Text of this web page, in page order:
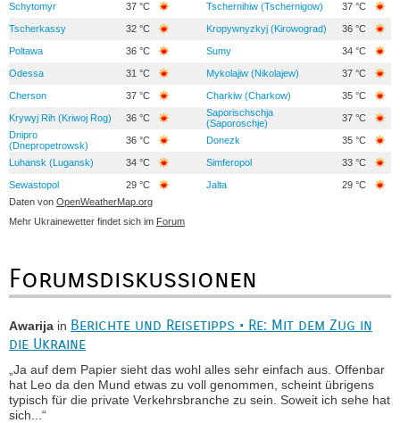
Schytomyr 37 °C Tschernihiw (Tschernigow) 37 °C
Tscherkassy 32 °C Kropywnyzkyj (Kirowograd) 36 °C
Poltawa 36 °C Sumy 34 °C
Odessa 31 °C Mykolajiw (Nikolajew) 37 °C
Cherson 37 °C Charkiw (Charkow) 35 °C
Krywyj Rih (Kriwoj Rog) 36 °C
Saporischschja
(Saporoschje)
37 °C
Dnipro
(Dnepropetrowsk)
36 °C Donezk 35 °C
Luhansk (Lugansk) 34 °C Simferopol 33 °C
Sewastopol 29 °C Jalta
29 °C
Daten von OpenWeatherMap.org
Mehr Ukrainewetter findet sich im Forum
Forumsdiskussionen
Awarija in Berichte und Reisetipps • Re: Mit dem Zug in
die Ukraine
„Ja auf dem Papier sieht das wohl alles sehr einfach aus. Offenbar
hat Leo da den Mund etwas zu voll genommen, scheint übrigens
typisch für die private Verkehrsbranche zu sein. Soweit ich sehe hat
sich...“